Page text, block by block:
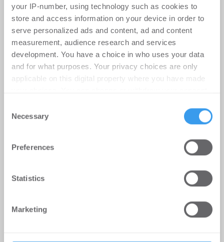
your IP-number, using technology such as cookies to
store and access information on your device in order to
serve personalized ads and content, ad and content
measurement, audience research and services
development. You have a choice in who uses your data
and for what purposes. Your privacy choices are only
applicable on this digital property where you have made
the Privacy trigger icon.
Find out more about how your personal data is processed
and set your preferences in the
We use cookies to personalise content and ads, to
provide social media features and to analyse our traffic.
our social media, advertising and analytics partners who
Selection
Necessary
Preferences
Statistics
Marketing
Büromieter verlängern und
Technologiepark STEP
Union Investment schließt Mietverträge über 3.500